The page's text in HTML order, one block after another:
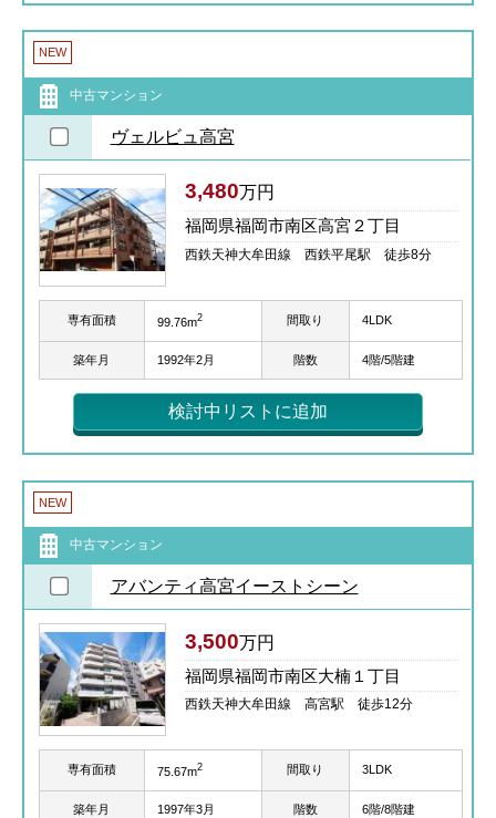
NEW
中古マンション
ヴェルビュ高宮
3,480万円
福岡県福岡市南区高宮２丁目
西鉄天神大牟田線 西鉄平尾駅 徒歩8分
専有面積 99.76m2 間取り 4LDK
築年月 1992年2月 階数 4階/5階建
検討中リストに追加
NEW
中古マンション
アバンティ高宮イーストシーン
3,500万円
福岡県福岡市南区大楠１丁目
西鉄天神大牟田線 高宮駅 徒歩12分
専有面積 75.67m2 間取り 3LDK
築年月 1997年3月 階数 6階/8階建